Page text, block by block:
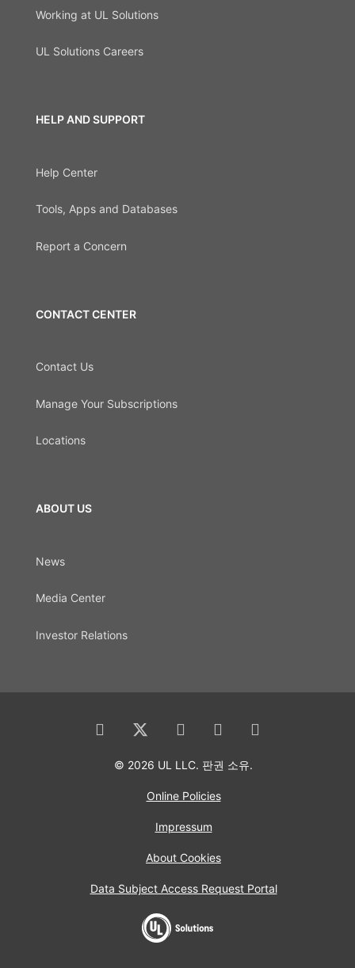
Working at UL Solutions
UL Solutions Careers
HELP AND SUPPORT
Help Center
Tools, Apps and Databases
Report a Concern
CONTACT CENTER
Contact Us
Manage Your Subscriptions
Locations
ABOUT US
News
Media Center
Investor Relations
© 2026 UL LLC. 판권 소유.
Online Policies
Impressum
About Cookies
Data Subject Access Request Portal